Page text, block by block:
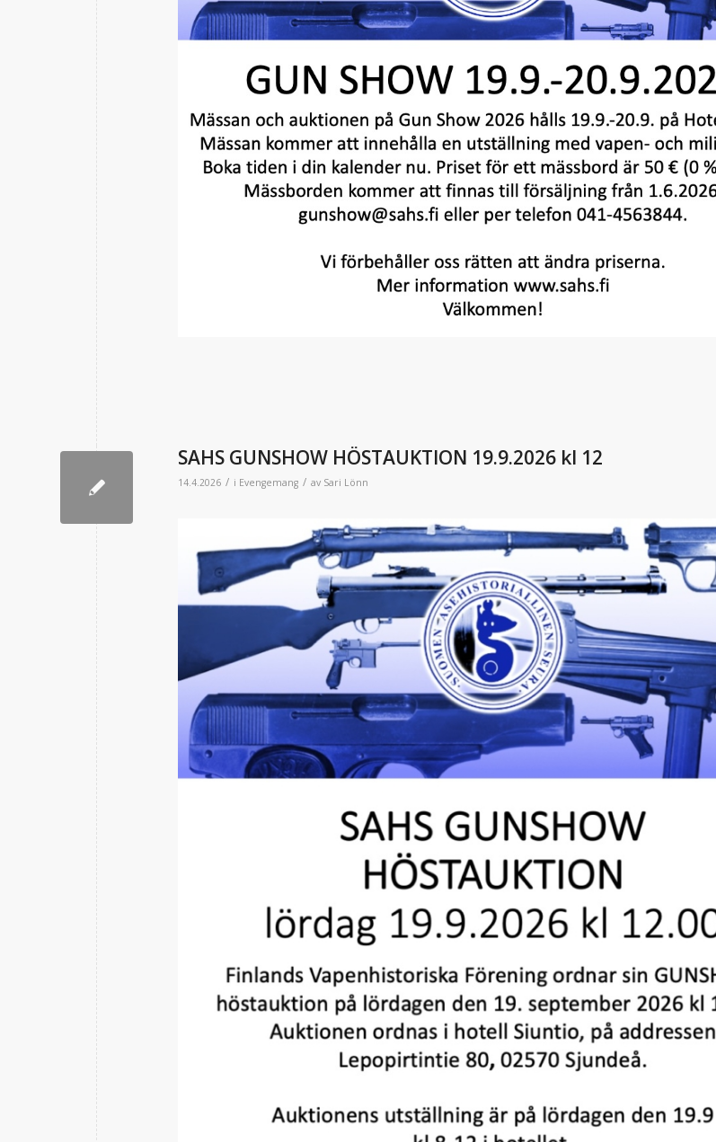
SAHS GUNSHOW HÖSTAUKTION 19.9.2026 kl 12
14.4.2026 / i Evengemang / av Sari Lönn